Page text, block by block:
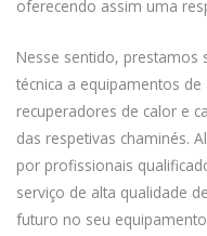
oferecendo assim uma
Nesse sentido, prestamos
técnica a equipamentos
recuperadores de calor e
das respetivas chaminés.
por profissionais
serviço de alta qualidade
futuro no seu